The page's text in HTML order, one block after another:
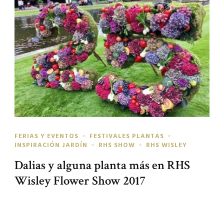
FERIAS Y EVENTOS
FESTIVALES PLANTAS
INSPIRACIÓN JARDÍN
RHS SHOW RHS WISLEY
Dalias y alguna planta más en RHS
Wisley Flower Show 2017